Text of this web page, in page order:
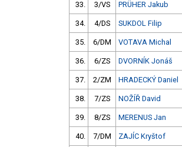
33. 3/VS PRÜHER Jakub
34. 4/DS SUKDOL Filip
35. 6/DM VOTAVA Michal
36. 6/ZS DVORNÍK Jonáš
37. 2/ZM HRADECKÝ Daniel
38. 7/ZS NOŽÍŘ David
39. 8/ZS MERENUS Jan
40. 7/DM ZAJÍC Kryštof